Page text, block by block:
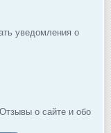
уведомления о
о сайте и обо